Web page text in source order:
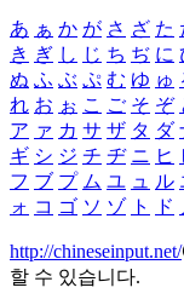
あ ぁ か が さ ざ た
き ぎ し じ ち ぢ に
ぬ ふ ぶ ぷ む ゆ ゅ
れ お ぉ こ ご そ ぞ
ア ァ カ サ ザ タ ダ
ギ シ ジ チ ヂ ニ ヒ
フ ブ プ ム ユ ュ ル
ォ コ ゴ ソ ゾ ト ド
http://chineseinput.net/
할 수 있습니다.